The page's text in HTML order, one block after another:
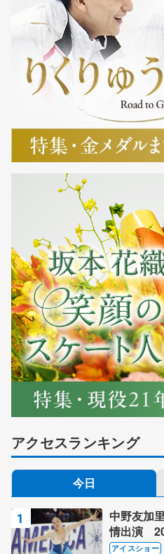
アクセスランキング
今日
中野友加
情出演
ス」 宮本
アイスショー